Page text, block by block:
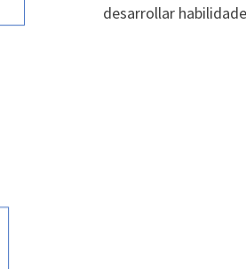
desarrollar